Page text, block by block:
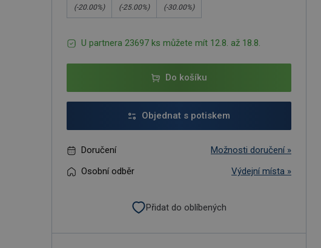
(-20.00%)
(-25.00%)
(-30.00%)
U partnera 23697 ks můžete mít 12.8. až 18.8.
Do košíku
Objednat s potiskem
Doručení
Možnosti doručení »
Osobní odběr
Výdejní místa »
Přidat do oblíbených